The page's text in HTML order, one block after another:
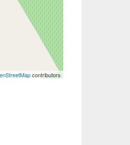
contributors